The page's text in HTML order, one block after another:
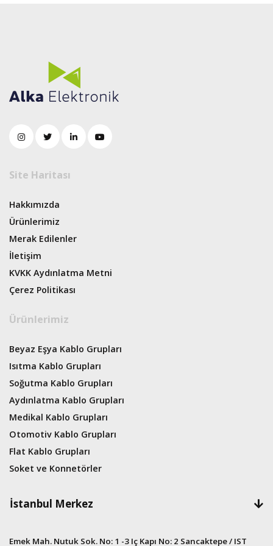
Site Haritası
Hakkımızda
Ürünlerimiz
Merak Edilenler
İletişim
KVKK Aydınlatma Metni
Çerez Politikası
Ürünlerimiz
Beyaz Eşya Kablo Grupları
Isıtma Kablo Grupları
Soğutma Kablo Grupları
Aydınlatma Kablo Grupları
Medikal Kablo Grupları
Otomotiv Kablo Grupları
Flat Kablo Grupları
Soket ve Konnetörler
İstanbul Merkez
Emek Mah. Nutuk Sok. No: 1 -3 Iç Kapı No: 2 Sancaktepe / IST